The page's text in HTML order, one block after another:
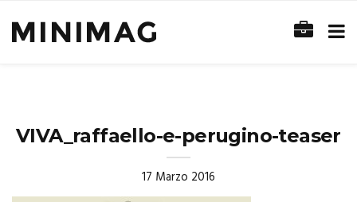
VIVA_raffaello-e-perugino-teaser
17 Marzo 2016